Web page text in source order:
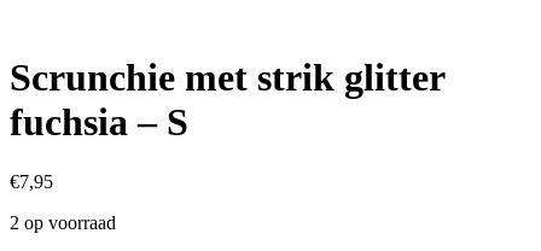
Scrunchie met strik glitter
fuchsia – S
€7,95
2 op voorraad